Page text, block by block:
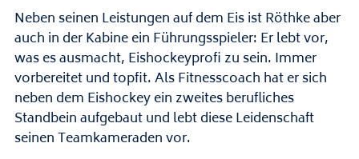
Neben seinen Leistungen auf dem Eis ist Röthke aber
auch in der Kabine ein Führungsspieler: Er lebt vor,
was es ausmacht, Eishockeyprofi zu sein. Immer
vorbereitet und topfit. Als Fitnesscoach hat er sich
neben dem Eishockey ein zweites berufliches
Standbein aufgebaut und lebt diese Leidenschaft
seinen Teamkameraden vor.